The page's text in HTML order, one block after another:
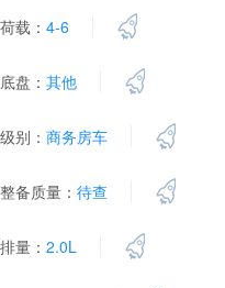
荷载： 4-6
底盘： 其他
级别： 商务房车
整备质量： 待查
排量： 2.0L